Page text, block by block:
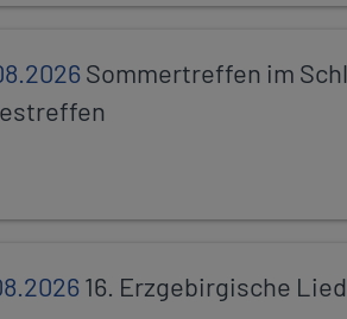
Sommertreffen im
16. Erzgebirgische